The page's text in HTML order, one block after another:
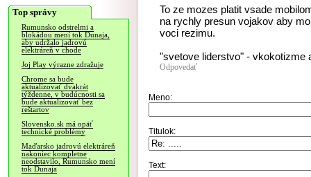
Top správy
Rumunsko odstrelmi a
blokádou mení tok Dunaja,
aby udržalo jadrovú
elektráreň v chode
Joj Play výrazne zdražuje
Chrome sa bude
aktualizovať dvakrát
týždenne, v budúcnosti sa
bude aktualizovať bez
reštartov
Slovensko.sk má opäť
technické problémy
Maďarsko jadrovú elektráreň
nakoniec kompletne
neodstavilo, Rumunsko mení
tok Dunaja
To ze mozes platit vsade
na rychly presun vojakov aby
voci rezimu.
"svetove liderstvo" - vkokotizme
Odpovedať
Meno:
Titulok:
Text: